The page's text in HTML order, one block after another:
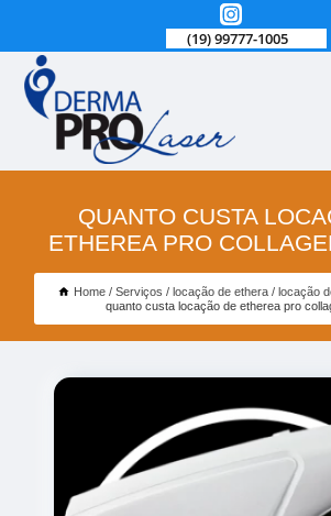
(19) 99777-1005
QUANTO CUSTA
ETHEREA PRO
Home Serviços locação de ethera
locação
quanto custa locação de etherea pro